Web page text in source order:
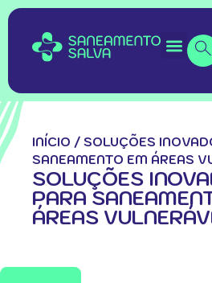
INÍCIO / SOLUÇÕES
SANEAMENTO EM ÁREAS
SOLUÇÕES
PARA
ÁREAS